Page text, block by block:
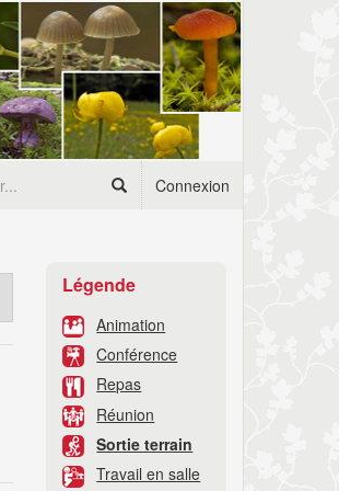
Connexion
Légende
Animation
Conférence
Repas
Réunion
Sortie terrain
Travail en salle